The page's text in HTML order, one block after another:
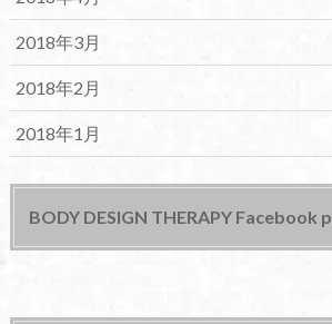
2018年3月
2018年2月
2018年1月
BODY DESIGN THERAPY Facebook